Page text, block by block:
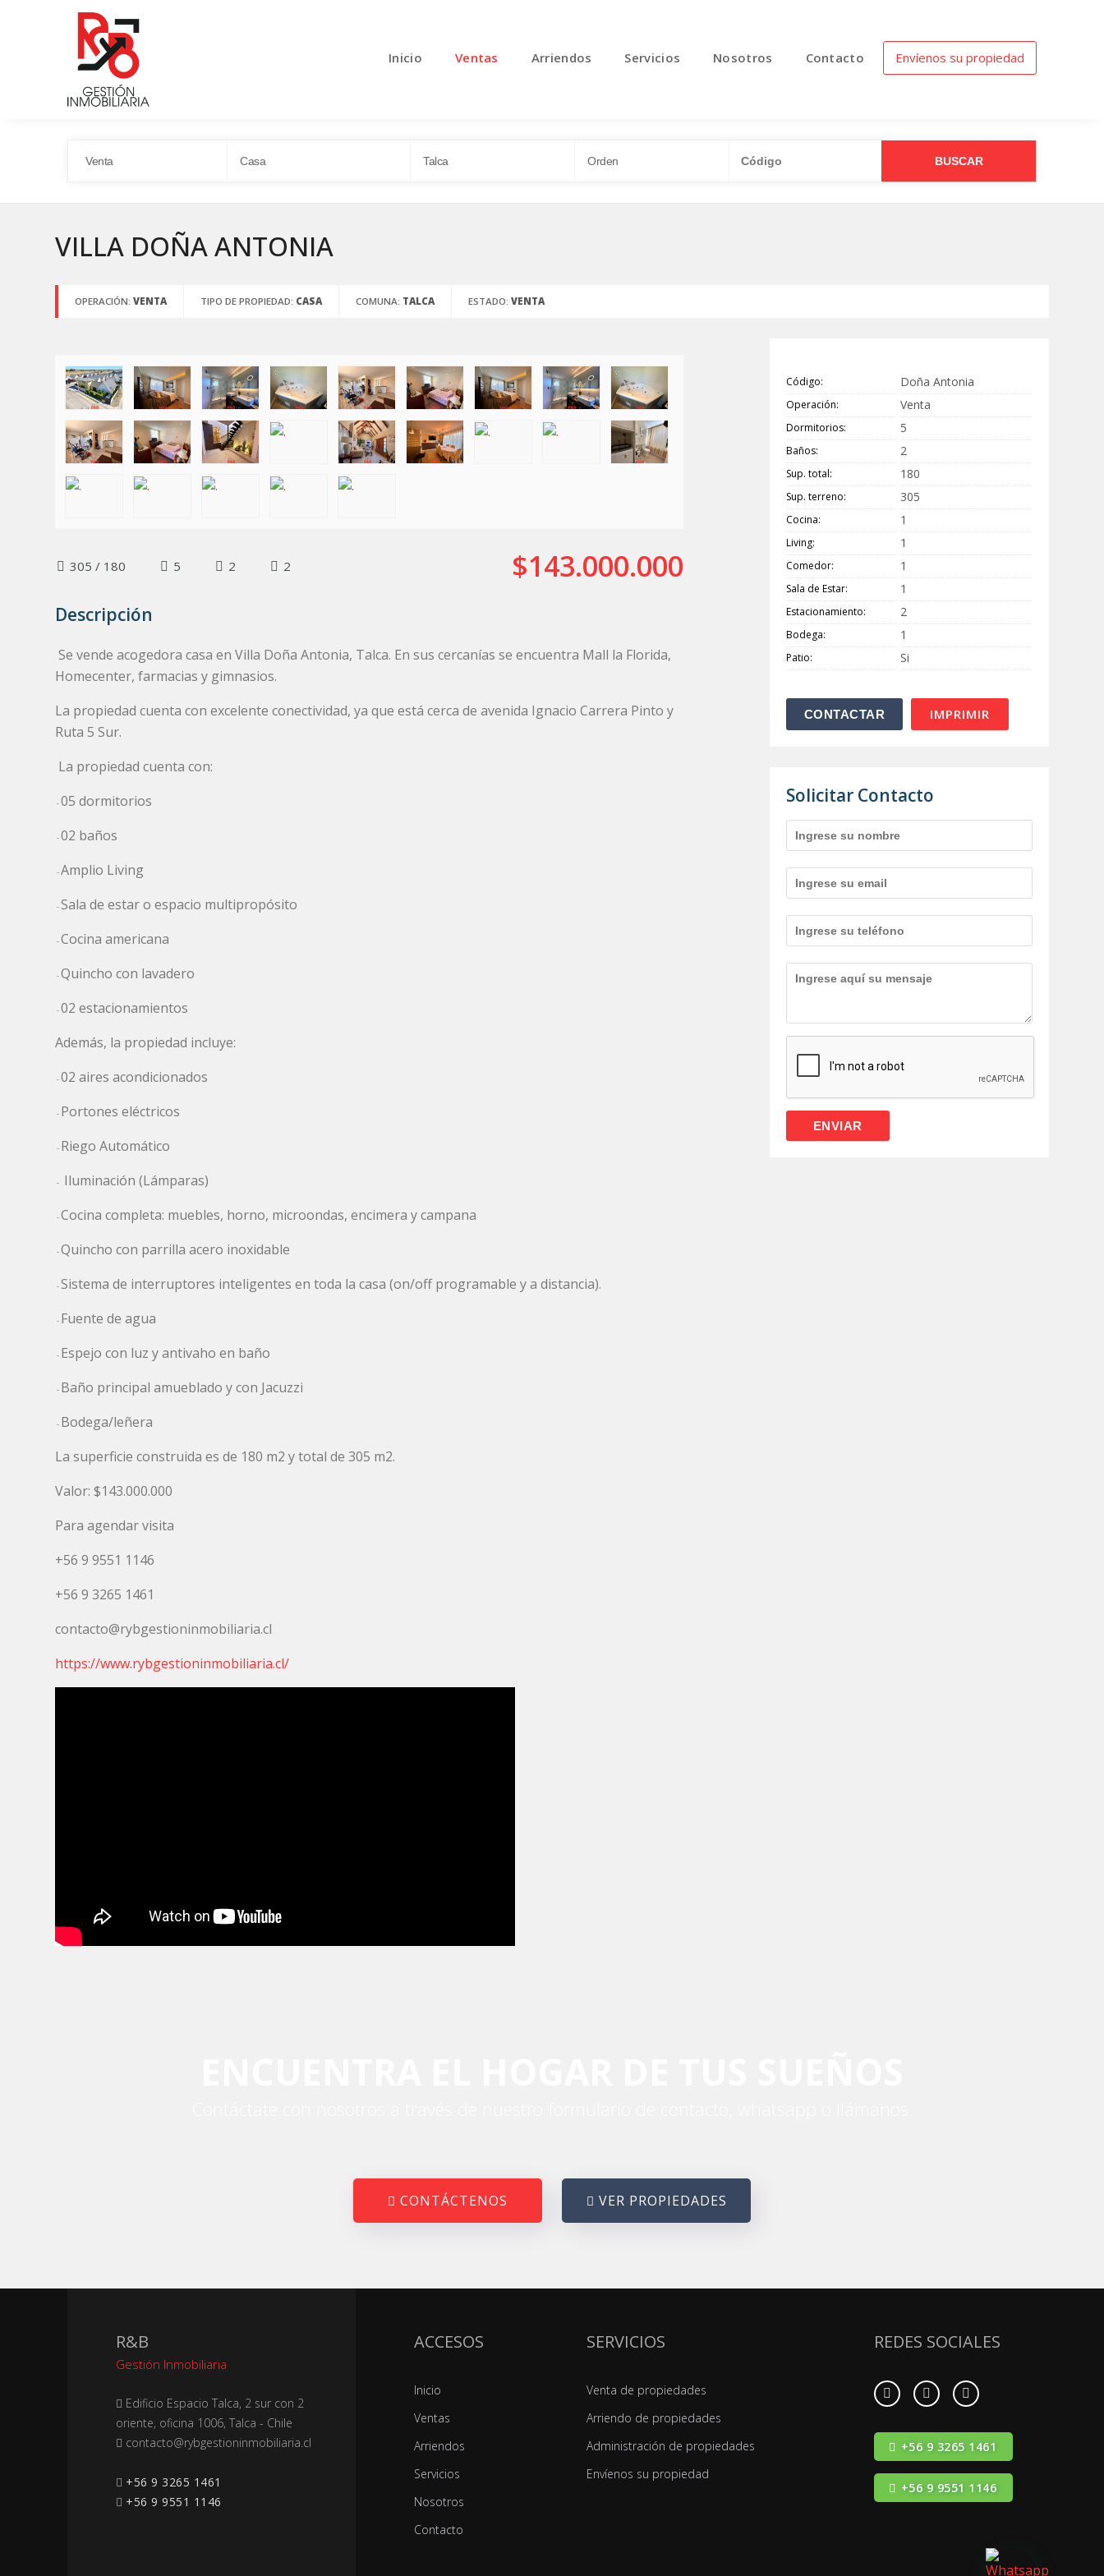
Inicio Ventas Arriendos Servicios Nosotros Contacto Envíenos su propiedad
VILLA DOÑA ANTONIA
OPERACIÓN: VENTA TIPO DE PROPIEDAD: CASA COMUNA: TALCA ESTADO: VENTA
305 / 180 5 2 2 $143.000.000
Descripción
Se vende acogedora casa en Villa Doña Antonia, Talca. En sus cercanías se encuentra Mall la Florida,
Homecenter, farmacias y gimnasios.
La propiedad cuenta con excelente conectividad, ya que está cerca de avenida Ignacio Carrera Pinto y
Ruta 5 Sur.
La propiedad cuenta con:
-05 dormitorios
-02 baños
-Amplio Living
-Sala de estar o espacio multipropósito
-Cocina americana
-Quincho con lavadero
-02 estacionamientos
Además, la propiedad incluye:
-02 aires acondicionados
- Portones eléctricos
- Riego Automático
-
Iluminación (Lámparas)
-Cocina completa: muebles, horno, microondas, encimera y campana
-Quincho con parrilla acero inoxidable
-Sistema de interruptores inteligentes en toda la casa (on/off programable y a distancia).
- Fuente de agua
- Espejo con luz y antivaho en baño
- Baño principal amueblado y con Jacuzzi
- Bodega/leñera
La superficie construida es de 180 m2 y total de 305 m2.
Valor: $143.000.000
Para agendar visita
+56 9 9551 1146
+56 9 3265 1461
contacto@rybgestioninmobiliaria.cl
https://www.rybgestioninmobiliaria.cl/
Código: Doña Antonia
Operación: Venta
Dormitorios: 5
Baños: 2
Sup. total: 180
Sup. terreno: 305
Cocina: 1
Living: 1
Comedor: 1
Sala de Estar: 1
Estacionamiento: 2
Bodega: 1
Patio: Si
IMPRIMIR
Solicitar Contacto
CONTÁCTENOS VER PROPIEDADES
R&B
Gestión Inmobiliaria
Edificio Espacio Talca, 2 sur con 2
oriente, oficina 1006, Talca - Chile
+56 9 3265 1461
+56 9 9551 1146
ACCESOS
Inicio
Ventas
Arriendos
Servicios
Nosotros
Contacto
SERVICIOS
Venta de propiedades
Arriendo de propiedades
Administración de propiedades
Envíenos su propiedad
REDES SOCIALES
+56 9 3265 1461
+56 9 9551 1146